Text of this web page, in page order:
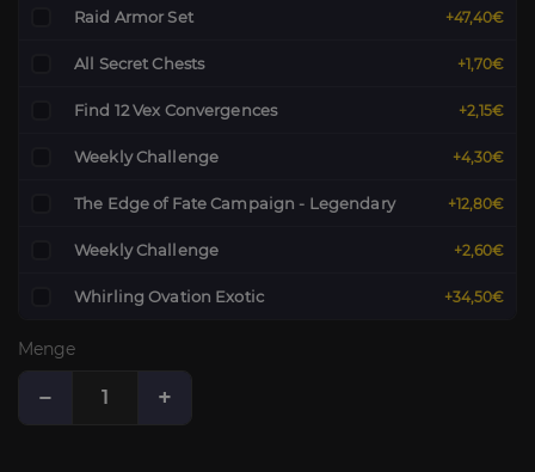
Raid Armor Set +47,40€
All Secret Chests +1,70€
Find 12 Vex Convergences +2,15€
Weekly Challenge +4,30€
The Edge of Fate Campaign - Legendary +12,80€
Weekly Challenge +2,60€
Whirling Ovation Exotic +34,50€
Menge
− +